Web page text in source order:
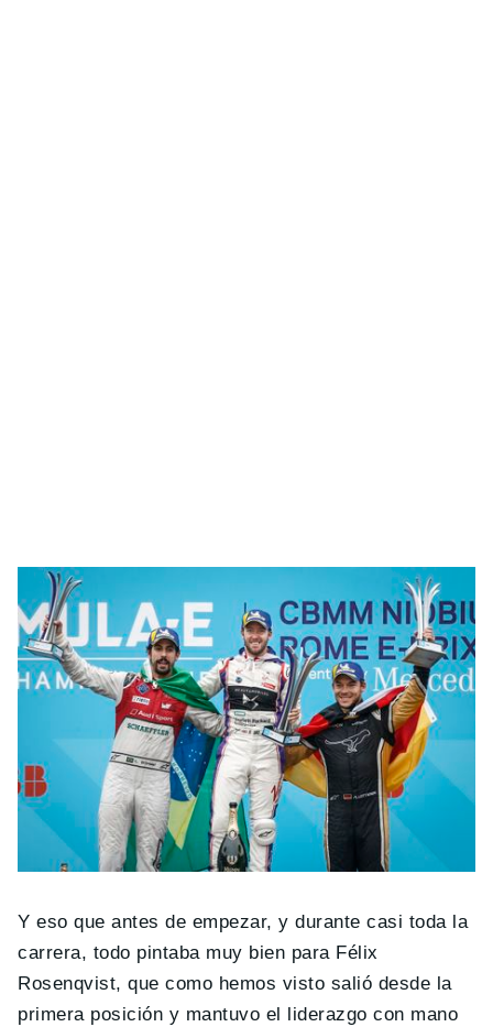
Y eso que antes de empezar, y durante casi toda la
carrera, todo pintaba muy bien para Félix
Rosenqvist, que como hemos visto salió desde la
primera posición y mantuvo el liderazgo con mano